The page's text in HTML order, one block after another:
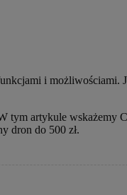
i możliwościami.
tym artykule wskażemy
dron do 500 zł.